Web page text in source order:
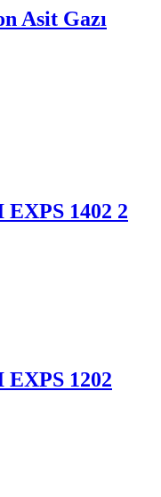
Asit Gazı
1402 2
1202